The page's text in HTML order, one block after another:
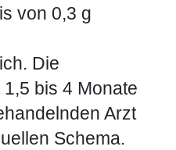
von 0,3 g
Die
bis 4 Monate
Arzt
Schema.